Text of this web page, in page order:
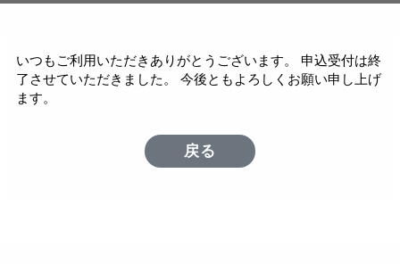
いつもご利用いただきありがとうございます。 申込受付は終
了させていただきました。 今後ともよろしくお願い申し上げ
ます。
戻る